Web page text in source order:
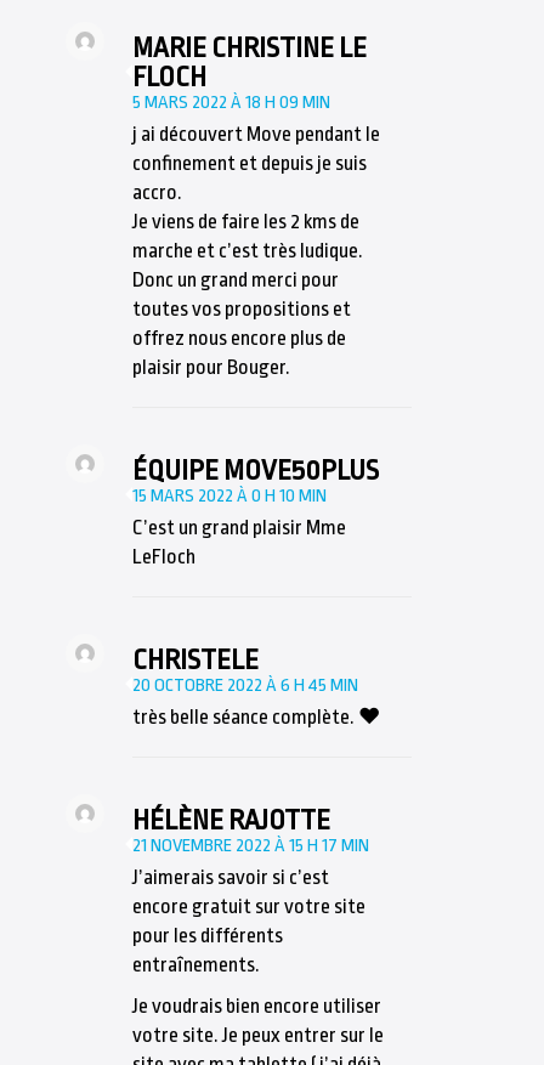
MARIE CHRISTINE LE
FLOCH
5 MARS 2022 À 18 H 09 MIN
j ai découvert Move pendant le
confinement et depuis je suis
accro.
Je viens de faire les 2 kms de
marche et c’est très ludique.
Donc un grand merci pour
toutes vos propositions et
offrez nous encore plus de
plaisir pour Bouger.
ÉQUIPE MOVE50PLUS
15 MARS 2022 À 0 H 10 MIN
C’est un grand plaisir Mme
LeFloch
CHRISTELE
20 OCTOBRE 2022 À 6 H 45 MIN
très belle séance complète. ♥
HÉLÈNE RAJOTTE
21 NOVEMBRE 2022 À 15 H 17 MIN
J’aimerais savoir si c’est
encore gratuit sur votre site
pour les différents
entraînements.
Je voudrais bien encore utiliser
votre site. Je peux entrer sur le